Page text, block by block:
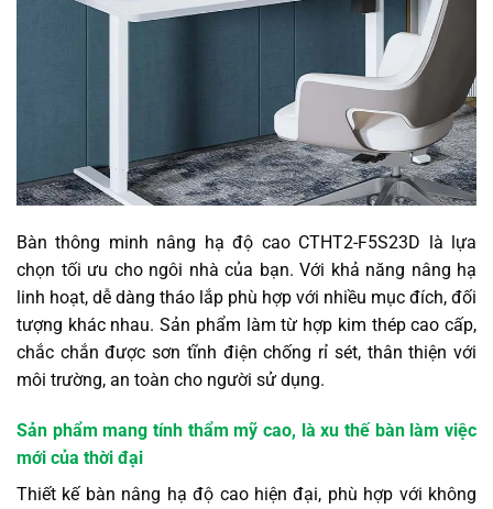
Bàn thông minh nâng hạ độ cao CTHT2-F5S23D là lựa
chọn tối ưu cho ngôi nhà của bạn. Với khả năng nâng hạ
linh hoạt, dễ dàng tháo lắp phù hợp với nhiều mục đích, đối
tượng khác nhau. Sản phẩm làm từ hợp kim thép cao cấp,
chắc chắn được sơn tĩnh điện chống rỉ sét, thân thiện với
môi trường, an toàn cho người sử dụng.
Sản phẩm mang tính thẩm mỹ cao, là xu thế bàn làm việc
mới của thời đại
Thiết kế bàn nâng hạ độ cao hiện đại, phù hợp với không